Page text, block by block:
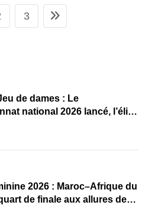
3
de dames : Le
national 2026 lancé, l’élite
2026 : Maroc–Afrique du
de finale aux allures de